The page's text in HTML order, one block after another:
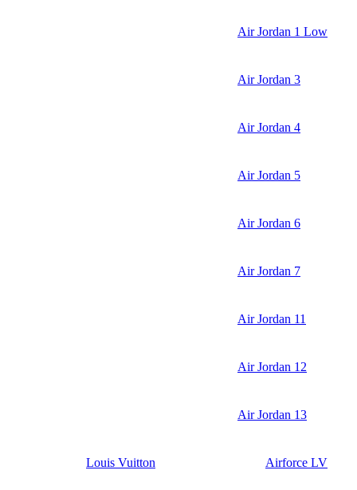
Air Jordan 1 Low
Air Jordan 3
Air Jordan 4
Air Jordan 5
Air Jordan 6
Air Jordan 7
Air Jordan 11
Air Jordan 12
Air Jordan 13
Louis Vuitton Airforce LV